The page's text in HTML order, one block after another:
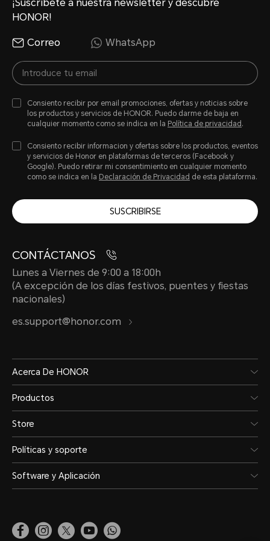
Compatible (IP68, IP69 y
*El teléfono no es resistente al
profesional. Ofrece protección
y polvo en condiciones normales
sometido a pruebas en laboratorio
el nivel IP68 e IP69 según la norma
60529, así como el nivel IP69K de
salpicaduras, agua y polvo no son
desempeño de protección puede
desgaste habitual.
Red móvil
Estándar de red
5G (NR)
¡Suscríbete a nuestra newsletter y descubre
HONOR!
Correo WhatsApp
Consiento recibir por email promociones, ofertas y noticias sobre
los productos y servicios de HONOR. Puedo darme de baja en
cualquier momento como se indica en la Política de privacidad .
Consiento recibir informacion y ofertas sobre los productos, eventos
y servicios de Honor en plataformas de terceros (Facebook y
Google). Puedo retirar mi consentimiento en cualquier momento
como se indica en la Declaración de Privacidad de esta plataforma.
SUSCRIBIRSE
CONTÁCTANOS
Lunes a Viernes de 9:00 a 18:00h
(A excepción de los días festivos, puentes y fiestas
nacionales)
es.support@honor.com
Acerca De HONOR
Productos
Store
Políticas y soporte
Software y Aplicación